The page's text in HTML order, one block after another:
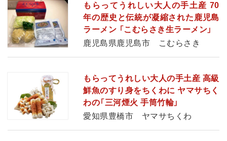
もらってうれしい大人の手土産 70
年の歴史と伝統が凝縮された鹿児島
ラーメン 「こむらさき生ラーメン」
鹿児島県鹿児島市 こむらさき
もらってうれしい大人の手土産 高級
鮮魚のすり身をちくわに ヤマサちく
わの「三河煙火 手筒竹輪」
愛知県豊橋市 ヤマサちくわ